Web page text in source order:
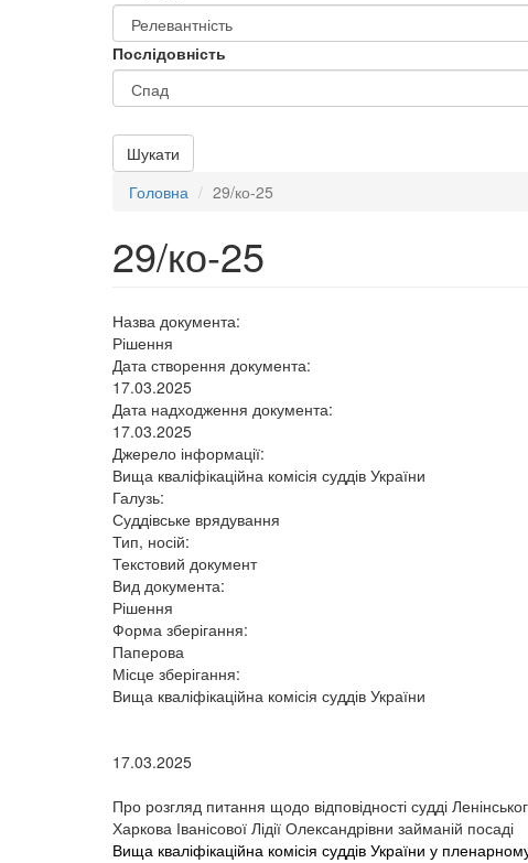
Послідовність
Шукати
Головна
29/ко-25
29/ко-25
Назва документа:
Рішення
Дата створення документа:
17.03.2025
Дата надходження документа:
17.03.2025
Джерело інформації:
Вища кваліфікаційна комісія суддів України
Галузь:
Суддівське врядування
Тип, носій:
Текстовий документ
Вид документа:
Рішення
Форма зберігання:
Паперова
Місце зберігання:
Вища кваліфікаційна комісія суддів України
17.03.2025
Про розгляд питання щодо відповідності судді
Харкова Іванісової Лідії Олександрівни займаній посаді
Вища кваліфікаційна комісія суддів України у